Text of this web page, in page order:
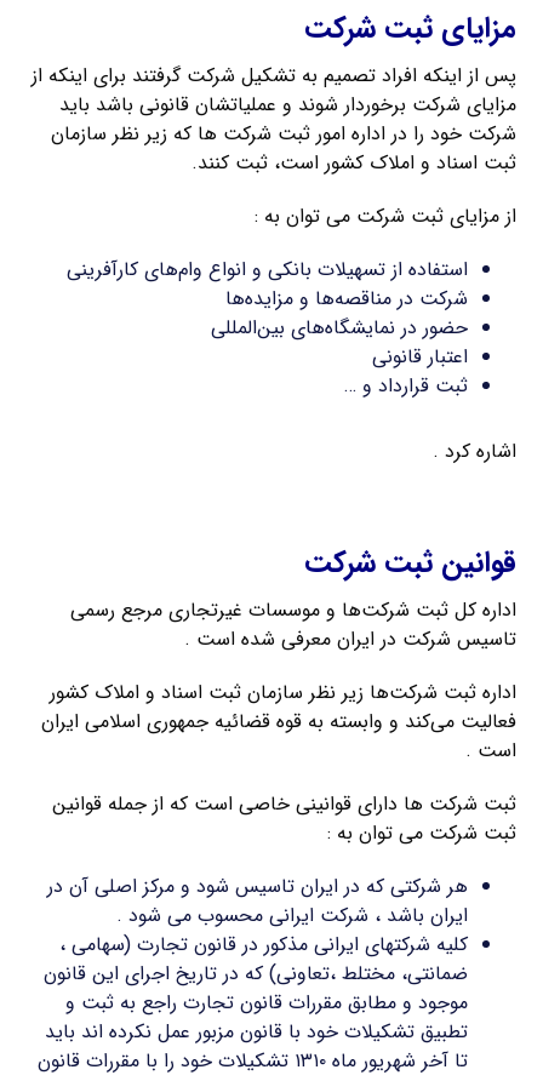
مزایای ثبت شرکت
پس از اینکه افراد تصمیم به تشکیل شرکت گرفتند برای اینکه از
مزایای شرکت برخوردار شوند و عملیاتشان قانونی باشد باید
شرکت خود را در اداره امور ثبت شرکت‌ ها که زیر نظر سازمان
ثبت اسناد و املاک کشور است، ثبت کنند.
از مزایای ثبت شرکت می توان به :
استفاده از تسهیلات بانکی و انواع وام‌های کارآفرینی
شرکت در مناقصه‌ها و مزایده‌ها
حضور در نمایشگاه‌های بین‌المللی
اعتبار قانونی
ثبت قرارداد و …
اشاره کرد .
قوانین ثبت شرکت
اداره کل ثبت شرکت‌ها و موسسات غیرتجاری مرجع رسمی
تاسیس شرکت در ایران معرفی شده است .
اداره ثبت شرکت‌ها زیر نظر سازمان ثبت اسناد و املاک کشور
فعالیت می‌کند و وابسته به قوه قضائیه جمهوری اسلامی ایران
است .
ثبت شرکت ها دارای قوانینی خاصی است که از جمله قوانین
ثبت شرکت می توان به :
هر شرکتی که در ایران تاسیس شود و مرکز اصلی آن در
ایران باشد ، شرکت ایرانی محسوب می شود .
کلیه شرکتهای ایرانی مذکور در قانون تجارت (سهامی ،
ضمانتی، مختلط ،تعاونی) که در تاریخ اجرای این قانون
موجود و مطابق مقررات قانون تجارت راجع به ثبت و
تطبیق تشکیلات خود با قانون مزبور عمل نکرده اند باید
تا آخر شهریور ماه ۱۳۱۰ تشکیلات خود را با مقررات قانون